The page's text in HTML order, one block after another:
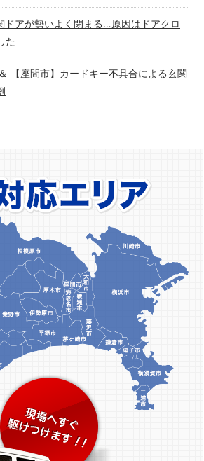
ドアが勢いよく閉まる…原因はドアクロ
た
【座間市】カードキー不具合による玄関